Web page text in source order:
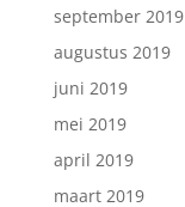
september 2019
augustus 2019
juni 2019
mei 2019
april 2019
maart 2019